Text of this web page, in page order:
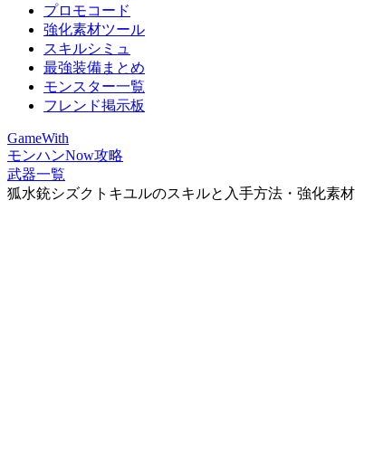
プロモコード
強化素材ツール
スキルシミュ
最強装備まとめ
モンスター一覧
フレンド掲示板
GameWith
モンハンNow攻略
武器一覧
狐水銃シズクトキユルのスキルと入手方法・強化素材